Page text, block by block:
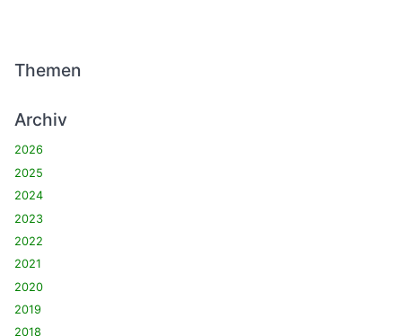
Themen
Archiv
2026
2025
2024
2023
2022
2021
2020
2019
2018